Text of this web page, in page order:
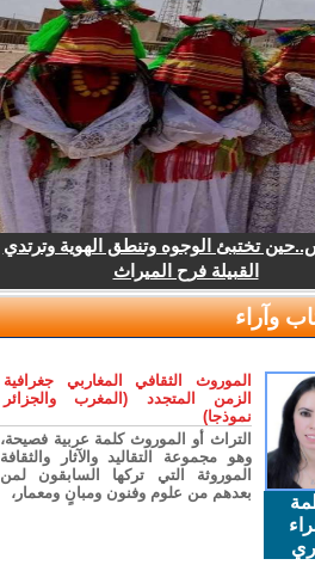
تختبئ الوجوه وتنطق الهوية وترتدي
القبيلة فرح الميراث
وآراء
الموروث الثقافي المغاربي جغرافية
الزمن المتجدد (المغرب والجزائر
نموذجا)
التراث أو الموروث كلمة عربية فصيحة،
وهو مجموعة التقاليد والآثار والثقافة
الموروثة التي تركها السابقون لمن
بعدهم من علوم وفنون ومبانٍ ومعمار،